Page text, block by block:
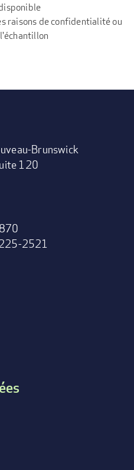
raisons de confidentialité ou
Brunswick
120
2521